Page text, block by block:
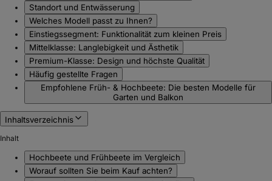
Standort und Entwässerung
Welches Modell passt zu Ihnen?
Einstiegssegment: Funktionalität zum kleinen Preis
Mittelklasse: Langlebigkeit und Ästhetik
Premium-Klasse: Design und höchste Qualität
Häufig gestellte Fragen
Empfohlene Früh- & Hochbeete: Die besten Modelle für
Garten und Balkon
Inhaltsverzeichnis
Inhalt
Hochbeete und Frühbeete im Vergleich
Worauf sollten Sie beim Kauf achten?